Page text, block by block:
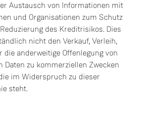
Austausch von Informationen mit
und Organisationen zum Schutz
des Kreditrisikos. Dies
nicht den Verkauf, Verleih,
die anderweitige Offenlegung von
Daten zu kommerziellen Zwecken
im Widerspruch zu dieser
steht.